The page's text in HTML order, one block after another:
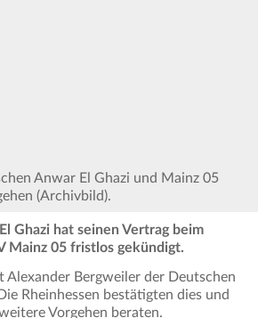
Anwar El Ghazi und Mainz 05
(Archivbild).
Ghazi hat seinen Vertrag beim
Mainz 05 fristlos gekündigt.
Alexander Bergweiler der Deutschen
Rheinhessen bestätigten dies und
Vorgehen beraten.